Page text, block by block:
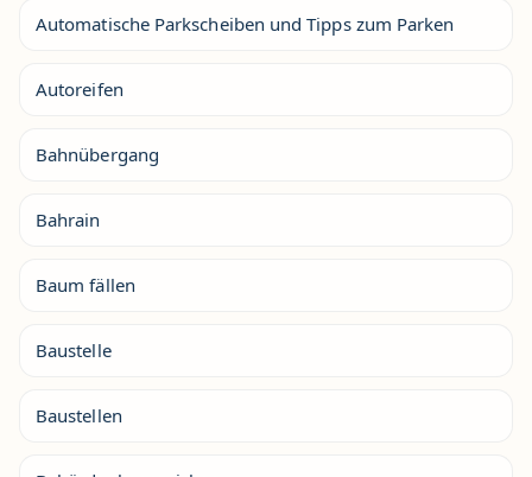
Automatische Parkscheiben und Tipps zum Parken
Autoreifen
Bahnübergang
Bahrain
Baum fällen
Baustelle
Baustellen